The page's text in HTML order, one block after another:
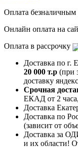
Оплата
Онлайн оплата на
Оплата в рассрочку
Доставка по г.
20 000 т.р (при
доставку
Срочная
ЕКАД от 2
Доставка
Доставка по
(зависит от
Доставка за
и их области!